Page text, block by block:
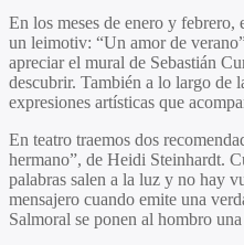
En los meses de enero y
un leimotiv: “Un amor de
apreciar el mural de Sebastián
descubrir. También a lo largo de
expresiones artísticas que
En teatro traemos dos
hermano”, de Heidi Steinhardt.
palabras salen a la luz y no hay
mensajero cuando emite una
Salmoral se ponen al hombro